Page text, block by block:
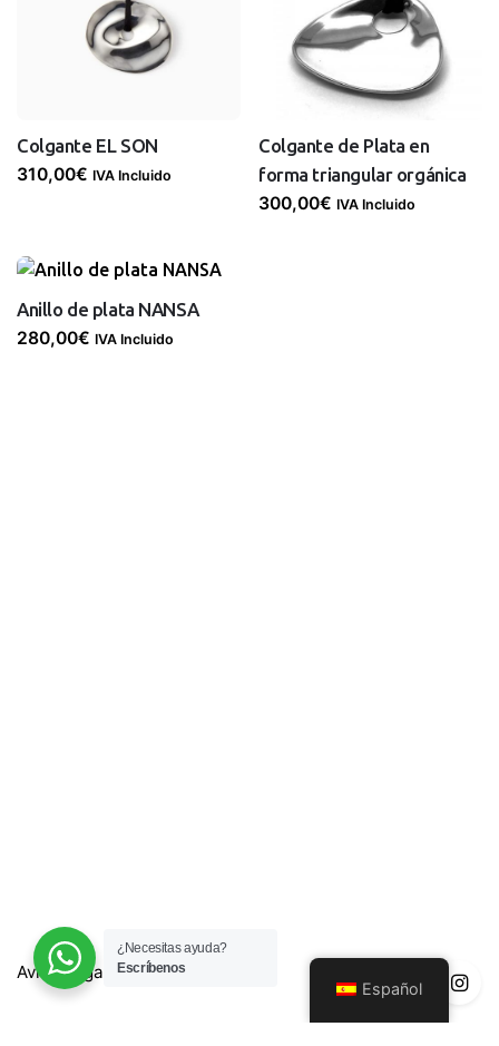
Colgante EL SON
310,00€ IVA Incluido
Colgante de Plata en
forma triangular orgánica
300,00€ IVA Incluido
Anillo de plata NANSA
280,00€ IVA Incluido
Aviso Legal
Español
¿Necesitas ayuda?
Escríbenos